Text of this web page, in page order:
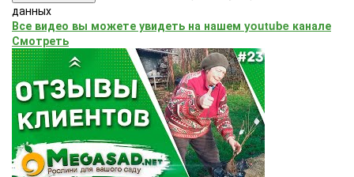
данных
Все видео вы можете увидеть на нашем youtube канале
Смотреть